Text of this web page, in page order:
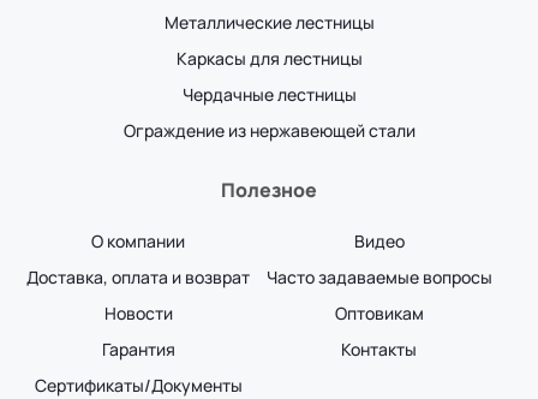
Металлические лестницы
Каркасы для лестницы
Чердачные лестницы
Ограждение из нержавеющей стали
Полезное
О компании
Доставка, оплата и возврат
Новости
Гарантия
Сертификаты/Документы
Видео
Часто задаваемые вопросы
Оптовикам
Контакты